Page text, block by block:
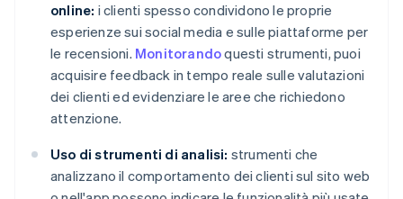
online: i clienti spesso condividono le proprie
esperienze sui social media e sulle piattaforme per
le recensioni. Monitorandoquesti strumenti, puoi
acquisire feedback in tempo reale sulle valutazioni
dei clienti ed evidenziare le aree che richiedono
attenzione.
Uso di strumenti di analisi: strumenti che
analizzano il comportamento dei clienti sul sito web